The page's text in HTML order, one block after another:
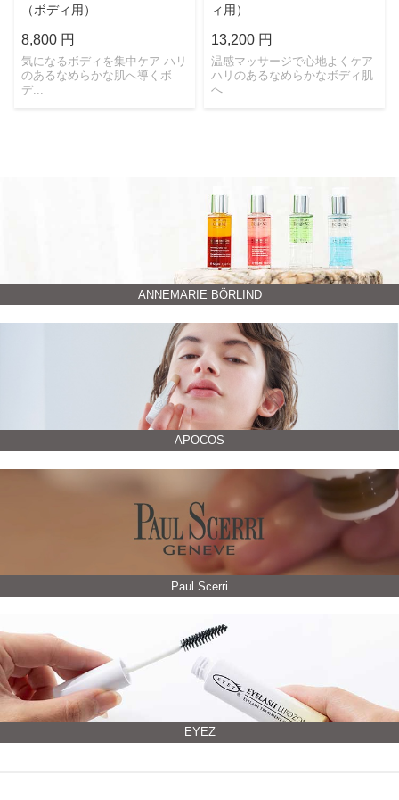
ANNEMARIE BÖRLIND
APOCOS
Paul Scerri
EYEZ
（ボディ用）
8,800 円
気になるボディを集中ケア ハリ
のあるなめらかな肌へ導くボ
デ...
ィ用）
13,200 円
温感マッサージで心地よくケア
ハリのあるなめらかなボディ肌
へ